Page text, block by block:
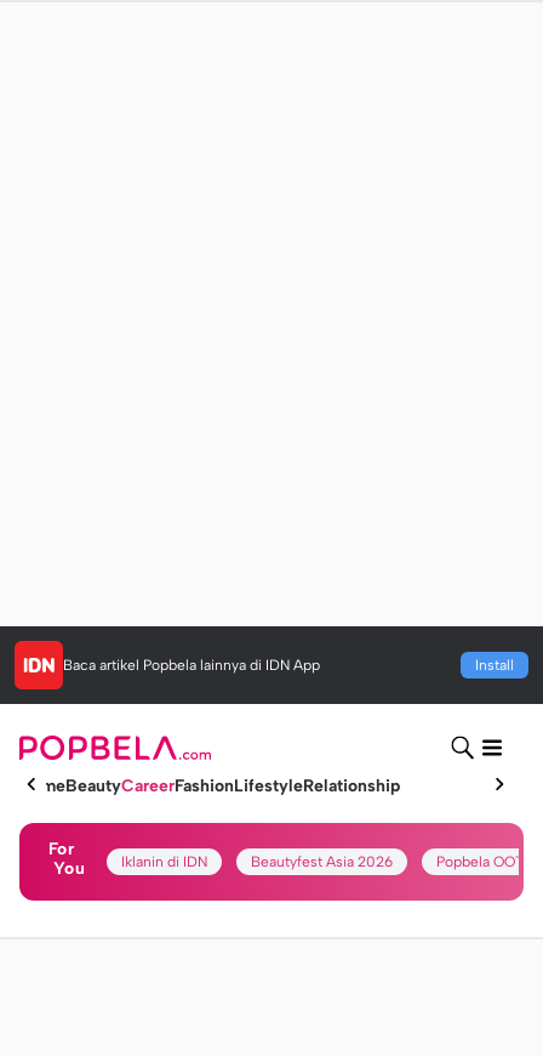
Baca artikel Popbela lainnya di IDN App Install
HomeBeautyCareerFashionLifestyleRelationship
For
You
Iklanin di IDN Beautyfest Asia 2026 Popbela OOTD